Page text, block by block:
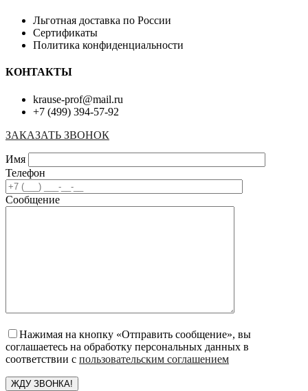
Льготная доставка по России
Сертификаты
Политика конфиденциальности
КОНТАКТЫ
krause-prof@mail.ru
+7 (499) 394-57-92
ЗАКАЗАТЬ ЗВОНОК
Имя
Телефон
Сообщение
Нажимая на кнопку «Отправить сообщение», вы
соглашаетесь на обработку персональных данных в
соответствии с пользовательским соглашением